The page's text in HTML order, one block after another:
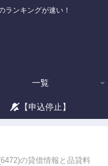
ランキングが速い！
一覧
【申込停止】
の貸借情報と品貸料